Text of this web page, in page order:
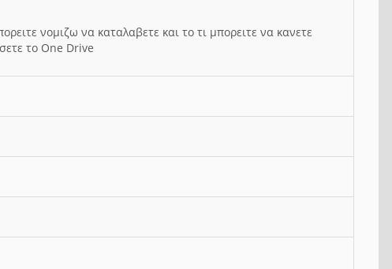
νομιζω να καταλαβετε και το τι μπορειτε να κανετε
το One Drive